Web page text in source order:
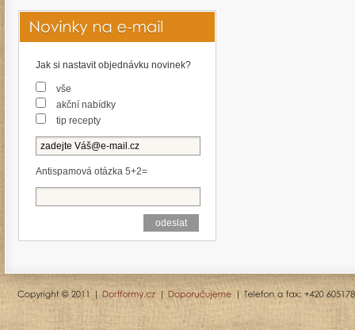
Jak si nastavit objednávku novinek?
vše
akční nabídky
tip recepty
Antispamová otázka 5+2=